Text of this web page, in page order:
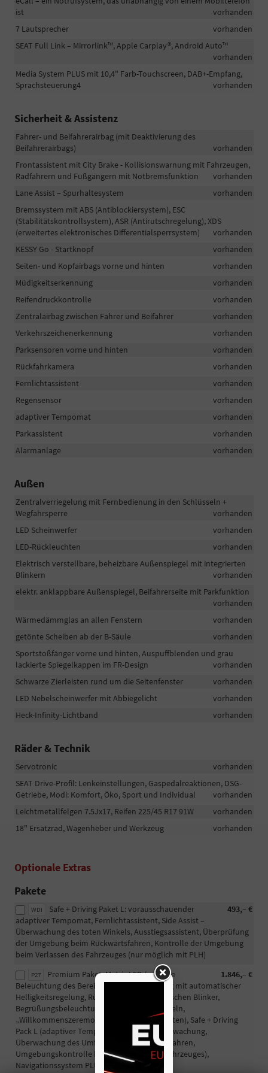
ist
vorhanden
7 Lautsprecher
vorhanden
SEAT Full Link – Mirrorlink™, Apple Carplay®, Android Auto™
vorhanden
Media System PLUS mit 10,4" Farb-Touchscreen, DAB+-Empfang,
Sprachsteuerung4
vorhanden
Sicherheit & Assistenz
Fahrer- und Beifahrerairbag (mit Deaktivierung des
Beifahrerairbags)
vorhanden
Frontassistent mit City Brake - Kollisionswarnung mit Fahrzeugen,
Radfahrern und Fußgängern mit Notbremsfunktion
vorhanden
Lane Assist – Spurhaltesystem
vorhanden
Bremssystem mit ABS (Antiblockiersystem), ESC
(Stabilitätskontrollsystem), ASR (Antirutschregelung), XDS
(erweitertes elektronisches Differentialsperrsystem)
vorhanden
KESSY Go - Startknopf
vorhanden
Seiten- und Kopfairbags vorne und hinten
vorhanden
Müdigkeitserkennung
vorhanden
Reifendruckkontrolle
vorhanden
Zentralairbag zwischen Fahrer und Beifahrer
vorhanden
Verkehrszeichenerkennung
vorhanden
Parksensoren vorne und hinten
vorhanden
Rückfahrkamera
vorhanden
Fernlichtassistent
vorhanden
Regensensor
vorhanden
adaptiver Tempomat
vorhanden
Parkassistent
vorhanden
Alarmanlage
vorhanden
Außen
Zentralverriegelung mit Fernbedienung in den Schlüsseln +
Wegfahrsperre
vorhanden
LED Scheinwerfer
vorhanden
LED-Rückleuchten
vorhanden
Elektrisch verstellbare, beheizbare Außenspiegel mit integrierten
Blinkern
vorhanden
elektr. anklappbare Außenspiegel, Beifahrerseite mit Parkfunktion
vorhanden
Wärmedämmglas an allen Fenstern
vorhanden
getönte Scheiben ab der B-Säule
vorhanden
Sportstoßfänger vorne und hinten, Auspuffblenden und grau
lackierte Spiegelkappen im FR-Design
vorhanden
Schwarze Zierleisten rund um die Seitenfenster
vorhanden
LED Nebelscheinwerfer mit Abbiegelicht
vorhanden
Heck-Infinity-Lichtband
vorhanden
Räder & Technik
Servotronic
vorhanden
SEAT Drive-Profil: Lenkeinstellungen, Gaspedalreaktionen, DSG-
Getriebe, Modi: Komfort, Öko, Sport und Individual
vorhanden
Leichtmetallfelgen 7.5Jx17, Reifen 225/45 R17 91W
vorhanden
18" Ersatzrad, Wagenheber und Werkzeug
vorhanden
Optionale Extras
Pakete
WDI 493,– €
Safe + Driving Paket L: vorausschauender
adaptiver Tempomat, Fernlichtassistent, Side Assist –
Überwachung des toten Winkels, Ausstiegsassistent, ​​Überprüfung
der Umgebung beim Rückwärtsfahren, Kontrolle der Umgebung
beim Verlassen des Fahrzeuges (nur möglich mit PLH)
P27 1.846,– €
Premium Paket: Matrix LED (variable
Beleuchtung des Bereichs vor dem Fahrzeug mit automatischer
Helligkeitsregelung, Rücklichter mit dynamischen Blinker,
Begrüßungsbeleuchtung in den Außenspiegeln,
„Willkommenszeremonie“ in den Rückleuchten), Safe + Driving
Pack L (adaptiver Tempomat, Totwinkelüberwachung,
Überwachung des Umfelds beim Rückwärtsfahren,
Umgebungskontrolle beim Verlassen des Fahrzeuges),
Navigationssystem PLUS mit 12,9" Display